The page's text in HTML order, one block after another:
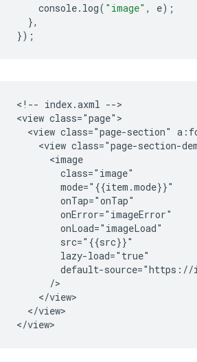
console. log( "image" , e);
},
});
<!-- index.axml -->
<view class="page">
<view class="page-section"
<view class="page-section-
      <image
        class="image"
        mode="{{item.mode}}"
        onTap="onTap"
        onError="imageError"
        onLoad="imageLoad"
        src="{{src}}"
        lazy-load="true"
default-
      />
    </view>
  </view>